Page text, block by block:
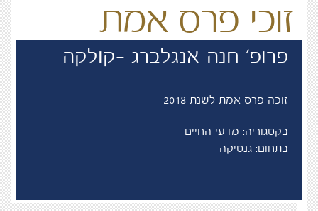
זוכי פרס אמת
פרופ' חנה אנגלברג -קולקה
זוכה פרס אמת לשנת 2018
בקטגוריה: מדעי החיים
בתחום: גנטיקה